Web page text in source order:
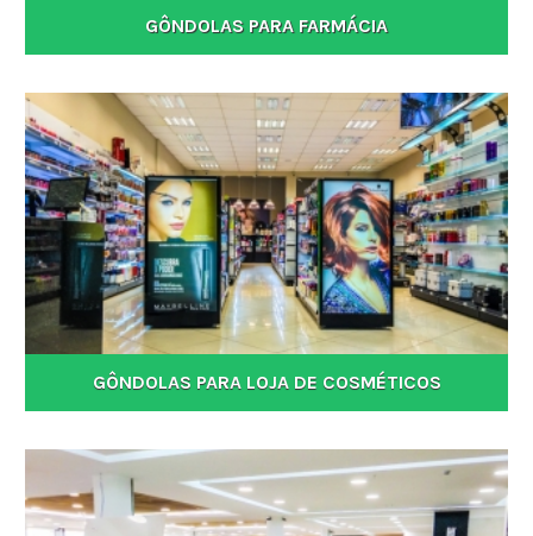
GÔNDOLAS PARA FARMÁCIA
GÔNDOLAS PARA LOJA DE COSMÉTICOS